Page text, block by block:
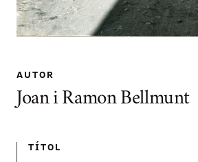
AUTOR
Joan i Ramon Bellmunt
TÍTOL